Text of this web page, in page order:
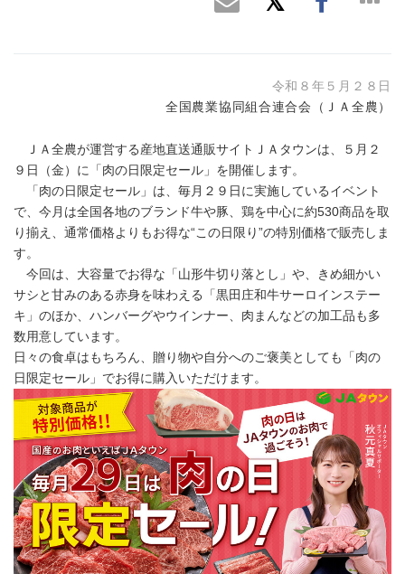
令和８年５月２８日
全国農業協同組合連合会（ＪＡ全農）
ＪＡ全農が運営する産地直送通販サイトＪＡタウンは、５月２
９日（金）に「肉の日限定セール」を開催します。
「肉の日限定セール」は、毎月２９日に実施しているイベント
で、今月は全国各地のブランド牛や豚、鶏を中心に約530商品を取
り揃え、通常価格よりもお得な“この日限り”の特別価格で販売しま
す。
今回は、大容量でお得な「山形牛切り落とし」や、きめ細かい
サシと甘みのある赤身を味わえる「黒田庄和牛サーロインステー
キ」のほか、ハンバーグやウインナー、肉まんなどの加工品も多
数用意しています。
日々の食卓はもちろん、贈り物や自分へのご褒美としても「肉の
日限定セール」でお得に購入いただけます。